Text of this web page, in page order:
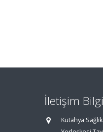
İletişim
Kütahya